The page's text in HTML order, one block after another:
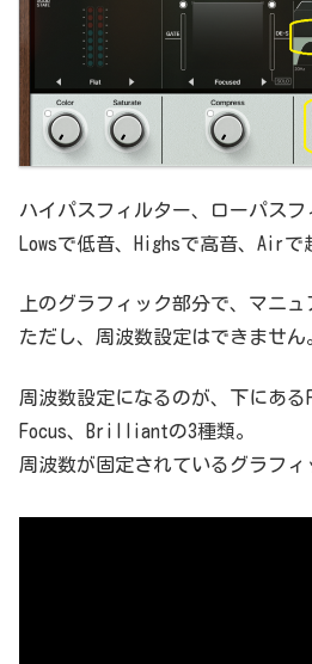
ハイパスフィルター、ローパスフ
Lowsで低音、Highsで高音、Airで
上のグラフィック部分で、マニ
ただし、周波数設定はできません
周波数設定になるのが、下にある
Focus、Brilliantの3種類。
周波数が固定されているグラフィ